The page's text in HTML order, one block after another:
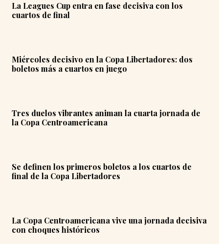
La Leagues Cup entra en fase decisiva con los
cuartos de final
Miércoles decisivo en la Copa Libertadores: dos
boletos más a cuartos en juego
Tres duelos vibrantes animan la cuarta jornada de
la Copa Centroamericana
Se definen los primeros boletos a los cuartos de
final de la Copa Libertadores
La Copa Centroamericana vive una jornada decisiva
con choques históricos